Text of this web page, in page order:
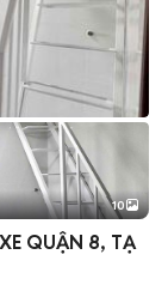
+2
10
QUẬN 8, TẠ